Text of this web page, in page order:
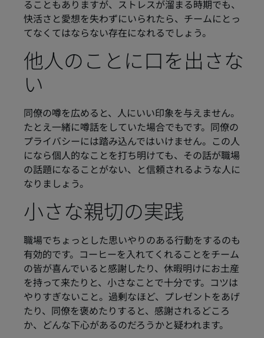
ることもありますが、ストレスが溜まる時期でも、
快活さと愛想を失わずにいられたら、チームにとっ
てなくてはならない存在になれるでしょう。
他人のことに口を出さな
い
同僚の噂を広めると、人にいい印象を与えません。
たとえ一緒に噂話をしていた場合でもです。同僚の
プライバシーには踏み込んではいけません。この人
になら個人的なことを打ち明けても、その話が職場
の話題になることがない、と信頼されるような人に
なりましょう。
小さな親切の実践
職場でちょっとした思いやりのある行動をするのも
有効的です。コーヒーを入れてくれることをチーム
の皆が喜んでいると感謝したり、休暇明けにお土産
を持って来たりと、小さなことで十分です。コツは
やりすぎないこと。過剰なほど、プレゼントをあげ
たり、同僚を褒めたりすると、感謝されるどころ
か、どんな下心があるのだろうかと疑われます。